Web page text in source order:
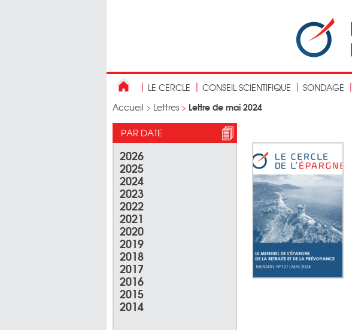
LE CERCLE CONSEIL SCIENTIFIQUE SONDAGE
Accueil > Lettres > Lettre de mai 2024
PAR DATE
2026
2025
2024
2023
2022
2021
2020
2019
2018
2017
2016
2015
2014